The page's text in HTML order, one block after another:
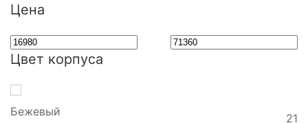
Цена
Цвет корпуса
Бежевый 21